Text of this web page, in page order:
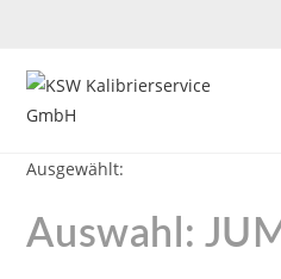
Ausgewählt:
Auswahl: